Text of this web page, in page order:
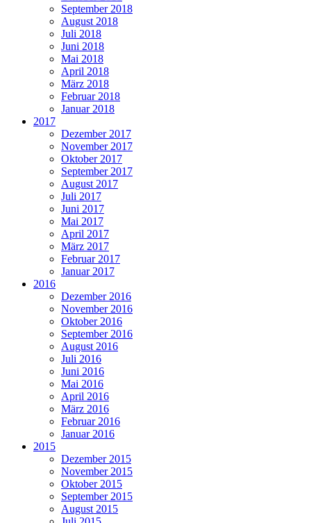
September 2018
August 2018
Juli 2018
Juni 2018
Mai 2018
April 2018
März 2018
Februar 2018
Januar 2018
2017
Dezember 2017
November 2017
Oktober 2017
September 2017
August 2017
Juli 2017
Juni 2017
Mai 2017
April 2017
März 2017
Februar 2017
Januar 2017
2016
Dezember 2016
November 2016
Oktober 2016
September 2016
August 2016
Juli 2016
Juni 2016
Mai 2016
April 2016
März 2016
Februar 2016
Januar 2016
2015
Dezember 2015
November 2015
Oktober 2015
September 2015
August 2015